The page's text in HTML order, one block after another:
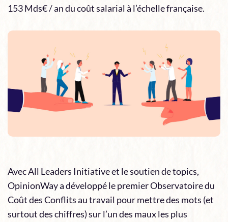
153 Mds€ / an du coût salarial à l’échelle française.
Avec All Leaders Initiative et le soutien de topics,
OpinionWay a développé le premier Observatoire du
Coût des Conflits au travail pour mettre des mots (et
surtout des chiffres) sur l’un des maux les plus